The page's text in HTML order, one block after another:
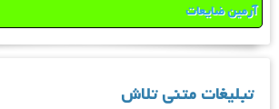
آرمین ضایعات
تبلیغات متنی تلاش